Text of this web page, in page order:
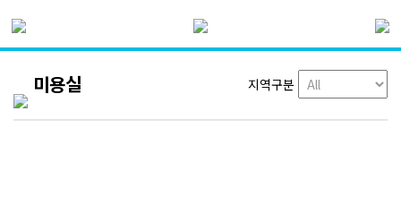
미용실 지역구분